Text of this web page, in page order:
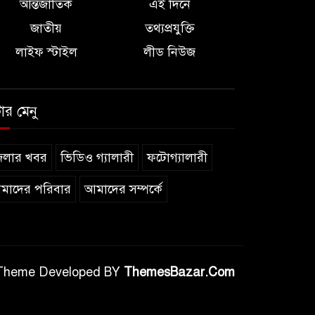
আন্তর্জাতিক
এই দিনে
জাতীয়
তথ্যপ্রযুক্তি
লাইফ স্টাইল
লীড নিউজ
মেনু
খবর ভিডিও গ্যালারী ফটোগ্যালারী
পরিবার আমাদের সম্পর্কে
Developed BY ThemesBazar.Com